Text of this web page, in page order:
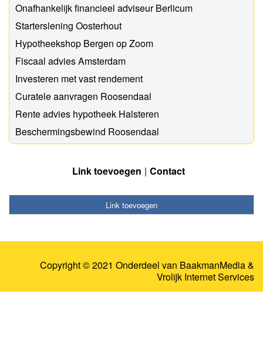
Onafhankelijk financieel adviseur Berlicum
Starterslening Oosterhout
Hypotheekshop Bergen op Zoom
Fiscaal advies Amsterdam
Investeren met vast rendement
Curatele aanvragen Roosendaal
Rente advies hypotheek Halsteren
Beschermingsbewind Roosendaal
Link toevoegen Contact
Link toevoegen
Copyright © 2021 Onderdeel van BaakmanMedia&
Vrolijk Internet Services